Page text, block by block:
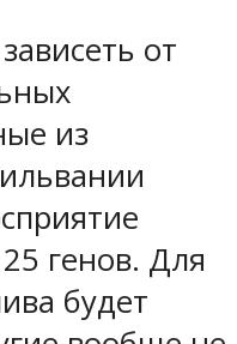
от
из
генов. Для
будет